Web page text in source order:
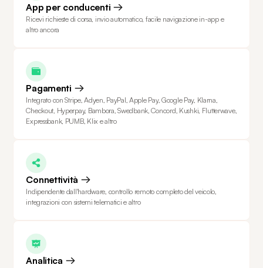
App per conducenti
Ricevi richieste di corsa, invio automatico, facile navigazione in-app e
altro ancora
Pagamenti
Integrato con Stripe, Adyen, PayPal, Apple Pay, Google Pay, Klarna,
Checkout, Hyperpay, Bambora, Swedbank, Concord, Kushki, Flutterwave,
Expressbank, PUMB, Klix e altro
Connettività
Indipendente dall'hardware, controllo remoto completo del veicolo,
integrazioni con sistemi telematici e altro
Analitica